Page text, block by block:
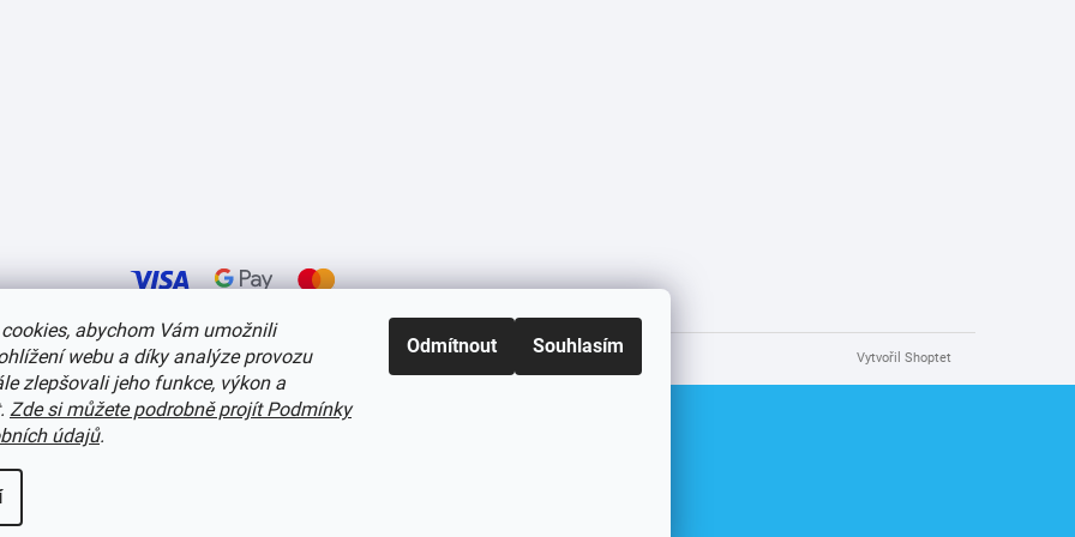
abychom Vám umožnili
webu a díky analýze provozu
zlepšovali jeho funkce, výkon a
Zde si můžete podrobně projít Podmínky
údajů.
Odmítnout Souhlasím
Vytvořil Shoptet
cookies